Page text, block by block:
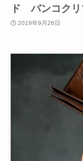
ド バンコクリ
2019年9月26日